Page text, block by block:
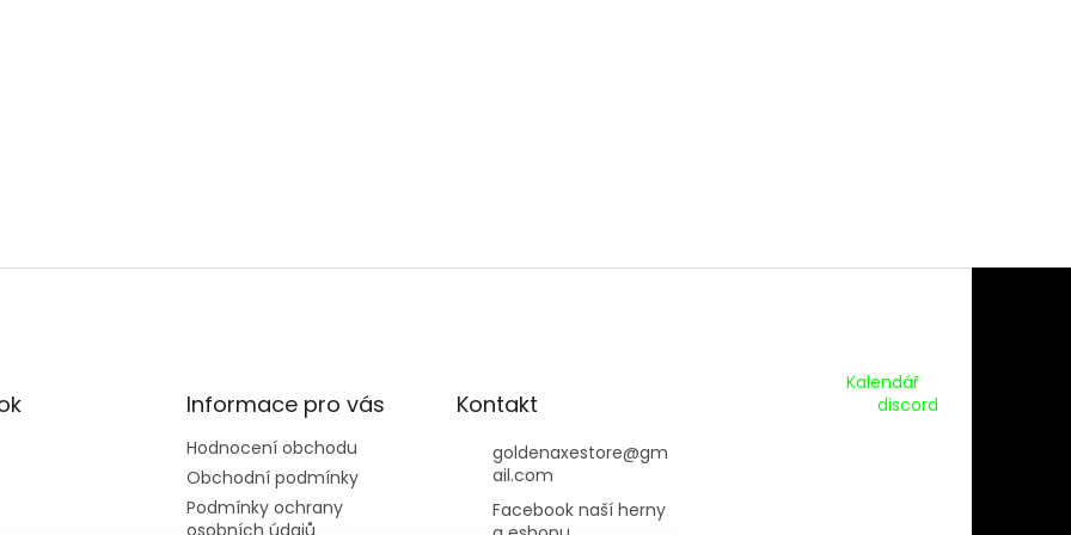
Informace pro vás
Hodnocení obchodu
Obchodní podmínky
Podmínky ochrany
osobních údajů
Kontakt
goldenaxestore@gm
ail.com
Facebook naší herny
Kalendář Akcí:Kalendář
Pripojte se na nášdiscord